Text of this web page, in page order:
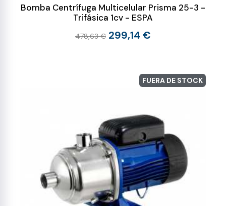
Bomba Centrífuga Multicelular Prisma 25-3 -
Trifásica 1cv - ESPA
478,63 € 299,14 €
FUERA DE STOCK